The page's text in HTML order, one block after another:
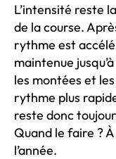
L’intensité reste
de la course.
rythme est
maintenue
les montées et
rythme plus
reste donc
Quand le faire ?
l’année.